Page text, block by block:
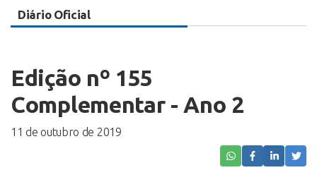
Diário Oficial
Edição nº 155
Complementar - Ano 2
11 de outubro de 2019